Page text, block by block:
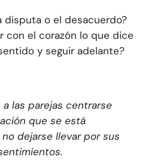
disputa o el desacuerdo?
con el corazón lo que dice
y seguir adelante?
las parejas centrarse
que se está
dejarse llevar por sus